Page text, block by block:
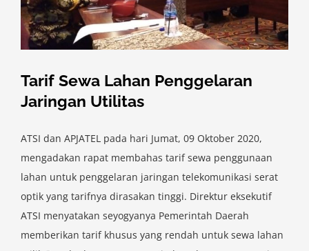
Tarif Sewa Lahan Penggelaran
Jaringan Utilitas
ATSI dan APJATEL pada hari Jumat, 09 Oktober 2020,
mengadakan rapat membahas tarif sewa penggunaan
lahan untuk penggelaran jaringan telekomunikasi serat
optik yang tarifnya dirasakan tinggi. Direktur eksekutif
ATSI menyatakan seyogyanya Pemerintah Daerah
memberikan tarif khusus yang rendah untuk sewa lahan